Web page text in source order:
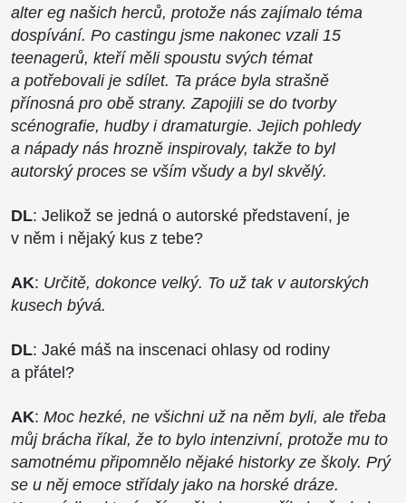
alter eg našich herců, protože nás zajímalo téma
dospívání. Po castingu jsme nakonec vzali 15
teenagerů, kteří měli spoustu svých témat
a potřebovali je sdílet. Ta práce byla strašně
přínosná pro obě strany. Zapojili se do tvorby
scénografie, hudby i dramaturgie. Jejich pohledy
a nápady nás hrozně inspirovaly, takže to byl
autorský proces se vším všudy a byl skvělý.
DL: Jelikož se jedná o autorské představení, je
v něm i nějaký kus z tebe?
AK: Určitě, dokonce velký. To už tak v autorských
kusech bývá.
DL: Jaké máš na inscenaci ohlasy od rodiny
a přátel?
AK: Moc hezké, ne všichni už na něm byli, ale třeba
můj brácha říkal, že to bylo intenzivní, protože mu to
samotnému připomnělo nějaké historky ze školy. Prý
se u něj emoce střídaly jako na horské dráze.